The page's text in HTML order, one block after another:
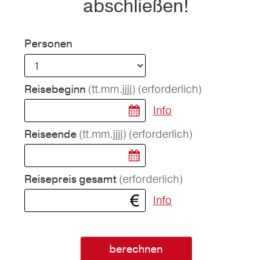
abschließen!
Personen
Reisebeginn (tt.mm.jjjj) (erforderlich)
Info
Reiseende (tt.mm.jjjj) (erforderlich)
Reisepreis gesamt (erforderlich)
Info
berechnen